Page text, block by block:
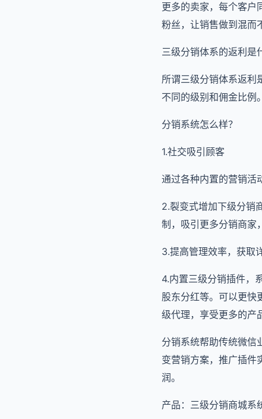
更多的卖家，每个客户
粉丝，让销售做到混而
三级分销体系的返利是
所谓三级分销体系返利
不同的级别和佣金比例
分销系统怎么样？
1.社交吸引顾客
通过各种内置的营销活
2.裂变式增加下级分销
制，吸引更多分销商家
3.提高管理效率，获取
4.内置三级分销插件，
股东分红等。可以更快
级代理，享受更多的产
分销系统帮助传统微信
变营销方案，推广插件
润。
产品：三级分销商城系